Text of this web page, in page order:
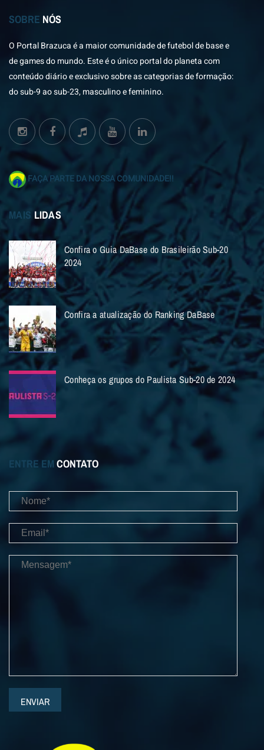
SOBRE NÓS
O Portal Brazuca é a maior comunidade de futebol de base e
de games do mundo. Este é o único portal do planeta com
conteúdo diário e exclusivo sobre as categorias de formação:
do sub-9 ao sub-23, masculino e feminino.
FAÇA PARTE DA NOSSA COMUNIDADE!!
MAIS LIDAS
Confira o Guia DaBase do Brasileirão Sub-20
2024
Confira a atualização do Ranking DaBase
Conheça os grupos do Paulista Sub-20 de 2024
ENTRE EM CONTATO
ENVIAR